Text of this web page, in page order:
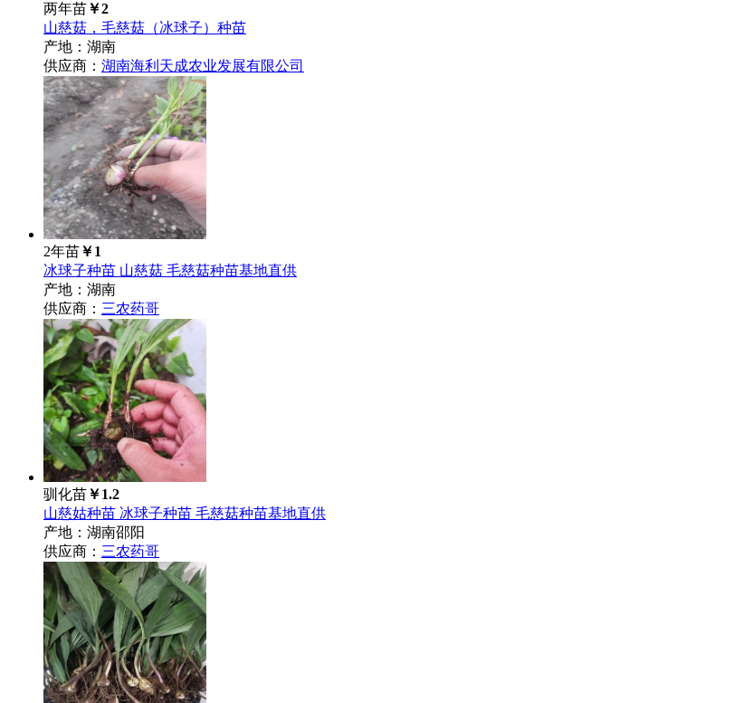
两年苗￥2
山慈菇，毛慈菇（冰球子）种苗
产地：湖南
供应商： 湖南海利天成农业发展有限公司
2年苗￥1
冰球子种苗 山慈菇 毛慈菇种苗基地直供
产地：湖南
供应商： 三农药哥
驯化苗￥1.2
山慈姑种苗 冰球子种苗 毛慈菇种苗基地直供
产地：湖南邵阳
供应商： 三农药哥